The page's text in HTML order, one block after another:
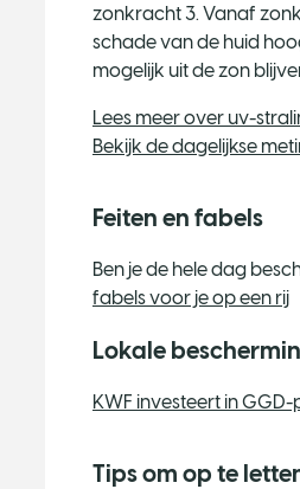
zonkracht 3. Vanaf
schade van de huid
mogelijk uit de zon
Lees meer over uv-
Bekijk de dagelijkse
Feiten en fabels
Ben je de hele dag
fabels voor je op een rij
Lokale
KWF investeert in
Tips om op te